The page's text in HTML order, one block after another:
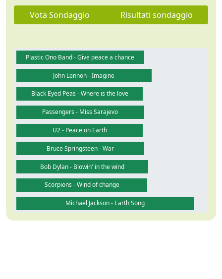
Vota Sondaggio Risultati sondaggio
Plastic Ono Band - Give peace a chance
John Lennon - Imagine
Black Eyed Peas - Where is the love
Passengers - Miss Sarajevo
U2 - Peace on Earth
Bruce Springsteen - War
Bob Dylan - Blowin' in the wind
Scorpions - Wind of change
Michael Jackson - Earth Song